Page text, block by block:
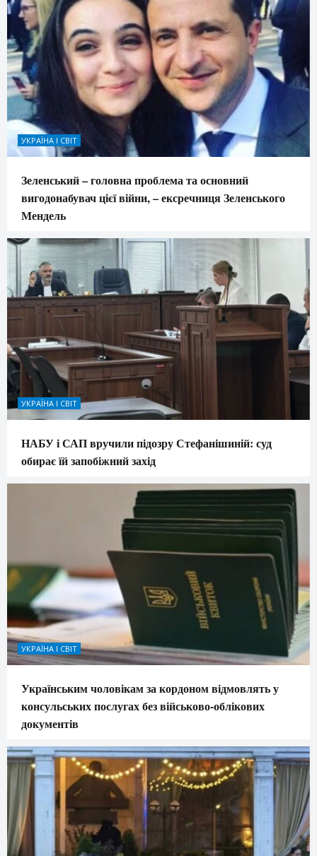
УКРАЇНА І СВІТ
Зеленський – головна проблема та основний
вигодонабувач цієї війни, – ексречниця Зеленського
Мендель
УКРАЇНА І СВІТ
НАБУ і САП вручили підозру Стефанішиній: суд
обирає їй запобіжний захід
УКРАЇНА І СВІТ
Українським чоловікам за кордоном відмовлять у
консульських послугах без військово-облікових
документів